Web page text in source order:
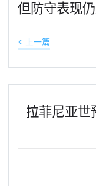
但防守表现
< 上一篇
拉菲尼亚世